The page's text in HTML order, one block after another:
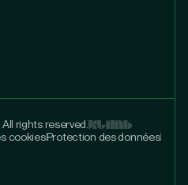
rights reserved.
cookiesProtection des données